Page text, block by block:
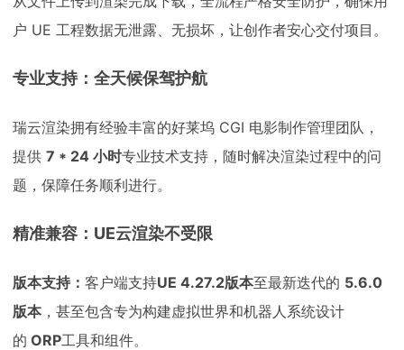
户 UE 工程数据无泄露、无损坏，让创作者安心交付项目。
专业支持：全天候保驾护航
瑞云渲染拥有经验丰富的好莱坞 CGI 电影制作管理团队，
提供 7 * 24 小时专业技术支持，随时解决渲染过程中的问
题，保障任务顺利进行。
精准兼容：UE云渲染不受限
版本支持： 客户端支持UE 4.27.2版本至最新迭代的 5.6.0
版本，甚至包含专为构建虚拟世界和机器人系统设计
的 ORP工具和组件。